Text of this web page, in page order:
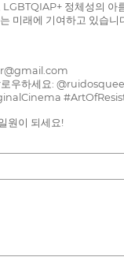
정체성의
미래에 기여하고 있습니
로우하세요:
원이 되세요!